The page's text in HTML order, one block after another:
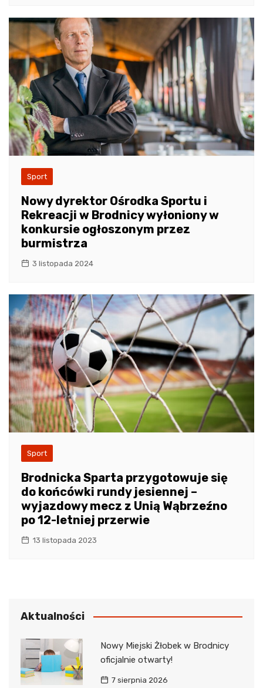
Sport
Nowy dyrektor Ośrodka Sportu i
Rekreacji w Brodnicy wyłoniony w
konkursie ogłoszonym przez
burmistrza
3 listopada 2024
Sport
Brodnicka Sparta przygotowuje się
do końcówki rundy jesiennej –
wyjazdowy mecz z Unią Wąbrzeźno
po 12-letniej przerwie
13 listopada 2023
Aktualności
Nowy Miejski Żłobek w Brodnicy
oficjalnie otwarty!
7 sierpnia 2026